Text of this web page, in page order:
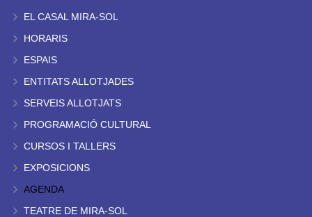
EL CASAL MIRA-SOL
HORARIS
ESPAIS
ENTITATS ALLOTJADES
SERVEIS ALLOTJATS
PROGRAMACIÓ CULTURAL
CURSOS I TALLERS
EXPOSICIONS
AGENDA
TEATRE DE MIRA-SOL